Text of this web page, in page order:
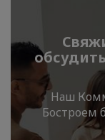
Наш
Бостроем